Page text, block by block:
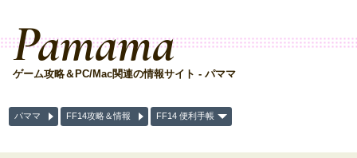
Pamama
ゲーム攻略＆PC/Mac関連の情報サイト - パママ
パママ FF14攻略＆情報 FF14 便利手帳